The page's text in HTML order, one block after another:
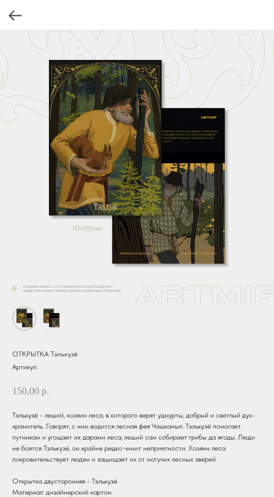
ОТКРЫТКА Тэлькузё
Артикул:
150,00 р.
Тэлькузё - леший, хозяин леса, в которого верят удмурты, добрый и светлый дух-
хранитель. Говорят, с ним водится лесная фея Чашканыл. Тэлькузё помогает
путникам и угощает их дарами леса; леший сам собирает грибы да ягоды. Люди
не боятся Тэлькузё, он крайне редко чинит неприятности. Хозяин леса
покровительствует людям и защищает их от могучих лесных зверей
Открытка двусторонняя - Тэлькузё
Материал: дизайнерский картон